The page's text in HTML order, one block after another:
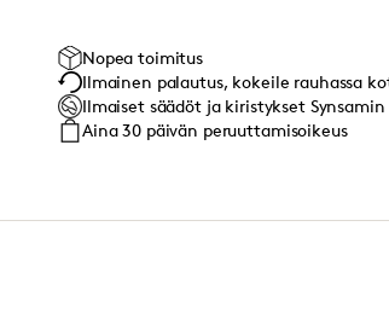
Nopea toimitus
Ilmainen palautus, kokeile rauhassa
Ilmaiset säädöt ja kiristykset
Aina 30 päivän peruuttamisoikeus